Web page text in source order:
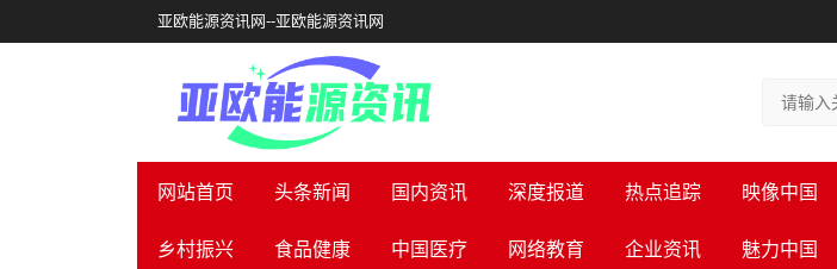
亚欧能源资讯网--亚欧能源资讯网
网站首页 头条新闻 国内资讯 深度报道 热点追踪 映像中国
乡村振兴 食品健康 中国医疗 网络教育 企业资讯 魅力中国